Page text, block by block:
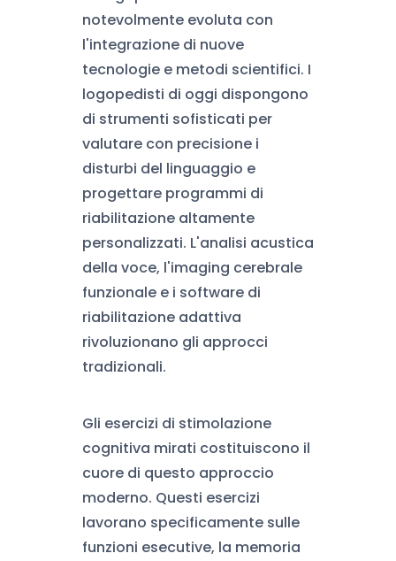
notevolmente evoluta con
l'integrazione di nuove
tecnologie e metodi scientifici. I
logopedisti di oggi dispongono
di strumenti sofisticati per
valutare con precisione i
disturbi del linguaggio e
progettare programmi di
riabilitazione altamente
personalizzati. L'analisi acustica
della voce, l'imaging cerebrale
funzionale e i software di
riabilitazione adattiva
rivoluzionano gli approcci
tradizionali.
Gli esercizi di stimolazione
cognitiva mirati costituiscono il
cuore di questo approccio
moderno. Questi esercizi
lavorano specificamente sulle
funzioni esecutive, la memoria